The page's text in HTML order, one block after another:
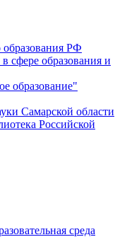
РФ
сфере образования и
образование"
Самарской области
Российской
среда